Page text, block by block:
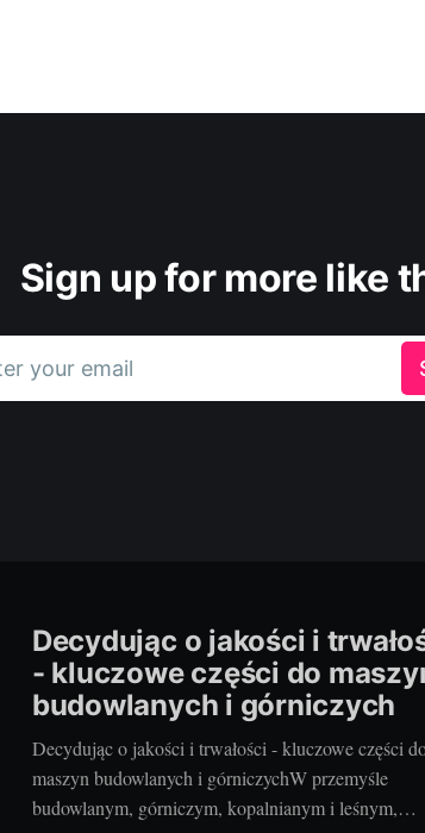
Sign up for more like
your email
Decydując o jakości i
- kluczowe części do
budowlanych i górniczych
Decydując o jakości i trwałości - kluczowe części
maszyn budowlanych i górniczychW przemyśle
budowlanym, górniczym, kopalnianym i leśnym,